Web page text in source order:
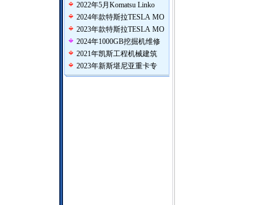
2022年5月Komatsu Linko
2024年款特斯拉TESLA MO
2023年款特斯拉TESLA MO
2024年1000GB挖掘机维修
2021年凯斯工程机械建筑
2023年新斯堪尼亚重卡专